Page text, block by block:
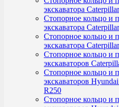
экскаватора
Стопорное кольцо и
экскаватора
Стопорное кольцо и
экскаватора
Стопорное кольцо и
экскаваторов
Стопорное кольцо и
экскаваторов
R250
Стопорное кольцо и